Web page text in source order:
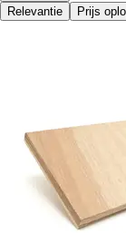
Relevantie
Prijs